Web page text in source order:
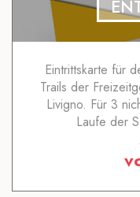
Eintrittskarte für
Trails der
Livigno. Für 3
Laufe der